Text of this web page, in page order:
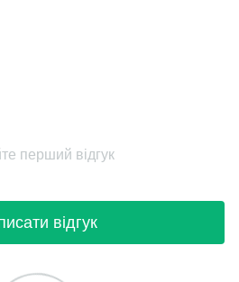
перший відгук
відгук